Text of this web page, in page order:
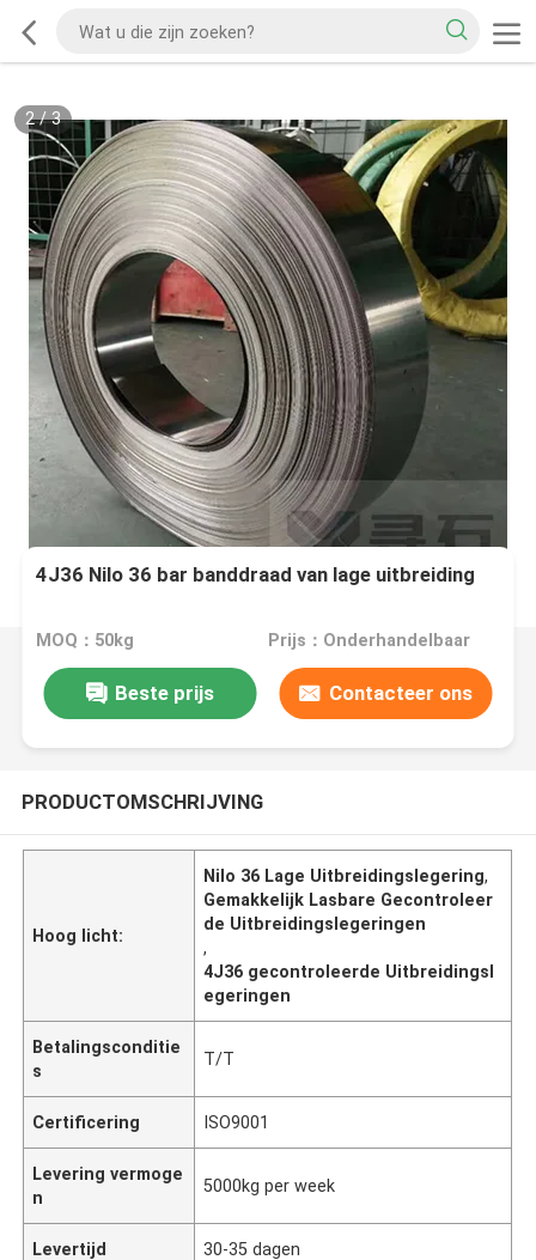
2/3
4J36 Nilo 36 bar banddraad van lage uitbreiding
MOQ：50kg Prijs：Onderhandelbaar
Beste prijs Contacteer ons
PRODUCTOMSCHRIJVING
Hoog licht:
Nilo 36 Lage Uitbreidingslegering,
Gemakkelijk Lasbare Gecontroleer
de Uitbreidingslegeringen
,
4J36 gecontroleerde Uitbreidingsl
egeringen
Betalingsconditie
s
T/T
Certificering ISO9001
Levering vermoge
n
5000kg per week
Levertijd 30-35 dagen